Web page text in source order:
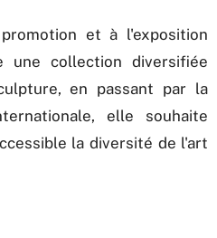
et à l'exposition
une collection diversifiée
en passant par la
elle souhaite
la diversité de l'art